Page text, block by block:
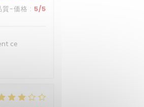
質-価格 : 5/5
ce